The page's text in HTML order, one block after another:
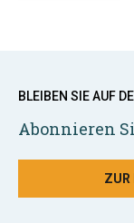
BLEIBEN SIE AUF
Abonnieren
ZUR